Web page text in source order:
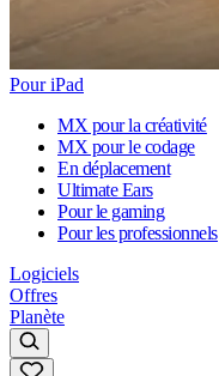
Pour iPad
MX pour la créativité
MX pour le codage
En déplacement
Ultimate Ears
Pour le gaming
Pour les professionnels
Logiciels
Offres
Planète